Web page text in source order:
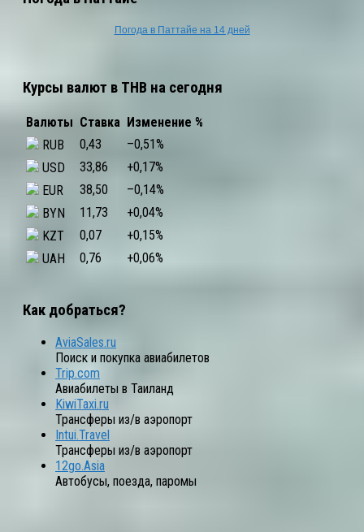
Погода в Паттайе на 14 дней
Курсы валют в THB на сегодня
Валюты Ставка Изменение %
RUB
0,43 –0,51%
USD
33,86 +0,17%
EUR
38,50 –0,14%
BYN
11,73 +0,04%
KZT
0,07 +0,15%
UAH
0,76 +0,06%
Как добраться?
AviaSales.ru
Поиск и покупка авиабилетов
Trip.com
Авиабилеты в Таиланд
KiwiTaxi.ru
Трансферы из/в аэропорт
Intui.Travel
Трансферы из/в аэропорт
12go.Asia
Автобусы, поезда, паромы